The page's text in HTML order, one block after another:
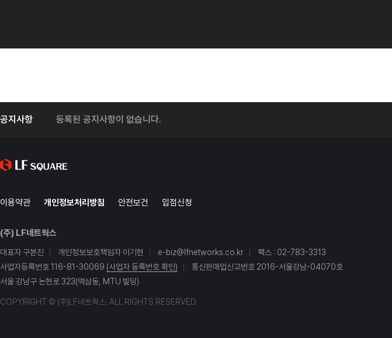
공지사항 등록된 공지사항이 없습니다.
이용약관 개인정보처리방침 안전보건 입점신청
(주) LF네트웍스
대표자 구본진 개인정보보호책임자 이기현 e-biz@lfnetworks.co.kr
팩스 : 02-783-3313
사업자등록번호 116-81-30069 (사업자 등록번호 확인)
통신판매업신고번호 2016-서울강남-04070호
서울 강남구 논현로 323(역삼동, MTU 빌딩)
COPYRIGHT © (주)LF네트웍스. ALL RIGHTS RESERVED.